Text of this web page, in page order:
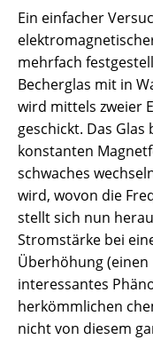
Ein einfacher
mehrfach
Becherglas mit in
wird mittels zweier
geschickt. Das
konstanten
schwaches
wird, wovon die
stellt sich nun
Stromstärke bei
Überhöhung (einen
interessantes
herkömmlichen
nicht von diesem